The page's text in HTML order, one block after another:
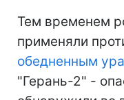
Тем временем
применяли
обедненным
"Герань-2" -